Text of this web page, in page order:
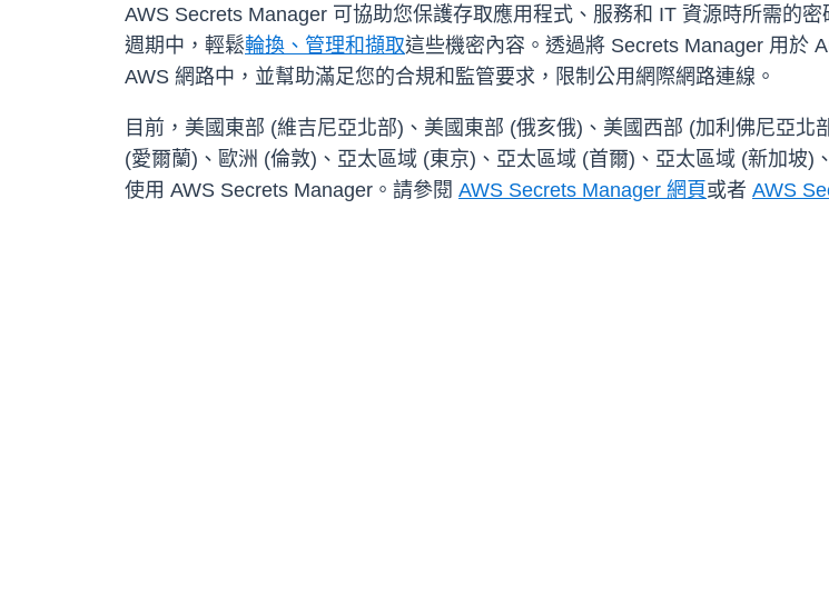
AWS Secrets Manager 可協助您保護存取應用程式、服務和 IT 資源時所需的
週期中，輕鬆輪換、管理和擷取這些機密內容。透過將 Secrets Manager 用於
AWS 網路中，並幫助滿足您的合規和監管要求，限制公用網際網路連線。
目前，美國東部 (維吉尼亞北部)、美國東部 (俄亥俄)、美國西部 (加利佛尼亞
(愛爾蘭)、歐洲 (倫敦)、亞太區域 (東京)、亞太區域 (首爾)、亞太區域 (新加坡)
使用 AWS Secrets Manager。請參閱 AWS Secrets Manager 網頁或者 AWS